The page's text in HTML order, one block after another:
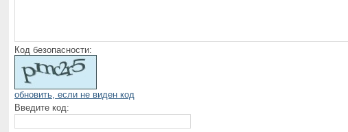
Код безопасности:
обновить, если не виден код
Введите код: